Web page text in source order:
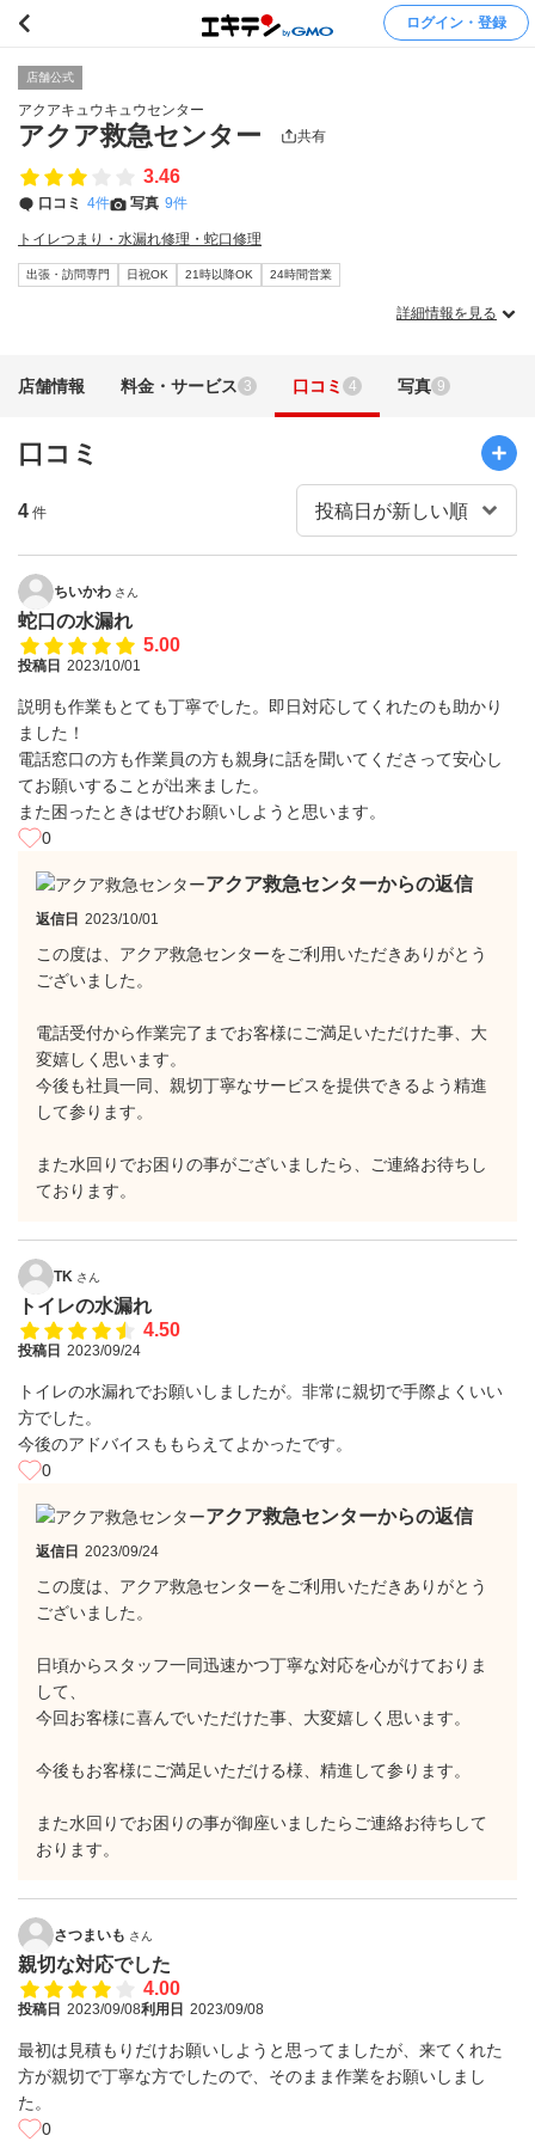
ログイン・登録
店舗公式
アクアキュウキュウセンター
アクア救急センター 共有
3.46
口コミ 4件 写真 9件
トイレつまり・水漏れ修理・蛇口修理
出張・訪問専門 日祝OK 21時以降OK 24時間営業
詳細情報を見る
店舗情報 料金・サービス 3 口コミ 4 写真 9
口コミ
4 件
ちいかわ さん
蛇口の水漏れ
5.00
投稿日 2023/10/01
説明も作業もとても丁寧でした。即日対応してくれたのも助かり
ました！
電話窓口の方も作業員の方も親身に話を聞いてくださって安心し
てお願いすることが出来ました。
また困ったときはぜひお願いしようと思います。
0
アクア救急センターからの返信
返信日 2023/10/01
この度は、アクア救急センターをご利用いただきありがとう
ございました。
電話受付から作業完了までお客様にご満足いただけた事、大
変嬉しく思います。
今後も社員一同、親切丁寧なサービスを提供できるよう精進
して参ります。
また水回りでお困りの事がございましたら、ご連絡お待ちし
ております。
TK さん
トイレの水漏れ
4.50
投稿日 2023/09/24
トイレの水漏れでお願いしましたが。非常に親切で手際よくいい
方でした。
今後のアドバイスももらえてよかったです。
0
アクア救急センターからの返信
返信日 2023/09/24
この度は、アクア救急センターをご利用いただきありがとう
ございました。
日頃からスタッフ一同迅速かつ丁寧な対応を心がけておりま
して、
今回お客様に喜んでいただけた事、大変嬉しく思います。
今後もお客様にご満足いただける様、精進して参ります。
また水回りでお困りの事が御座いましたらご連絡お待ちして
おります。
さつまいも さん
親切な対応でした
4.00
投稿日 2023/09/08利用日 2023/09/08
最初は見積もりだけお願いしようと思ってましたが、来てくれた
方が親切で丁寧な方でしたので、そのまま作業をお願いしまし
た。
0